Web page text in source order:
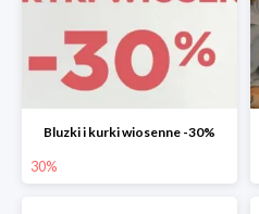
Bluzki i kurki wiosenne -30%
30%